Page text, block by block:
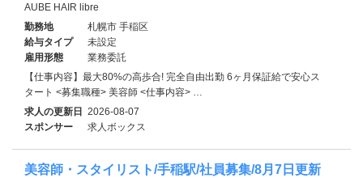
AUBE HAIR libre
勤務地
札幌市 手稲区
給与タイプ
未設定
雇用形態
業務委託
【仕事内容】最大80%の高歩合! 完全自由出勤 6ヶ月保証給で安心ス
タート <募集職種> 美容師 <仕事内容> …
求人の更新日 2026-08-07
スポンサー
求人ボックス
美容師・スタイリスト/手稲駅/社員募集/8月7日更新